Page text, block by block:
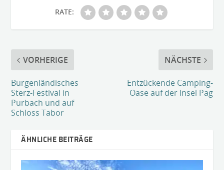
RATE:
VORHERIGE
Burgenländisches
Sterz-Festival in
Purbach und auf
Schloss Tabor
NÄCHSTE
Entzückende Camping-
Oase auf der Insel Pag
ÄHNLICHE BEITRÄGE